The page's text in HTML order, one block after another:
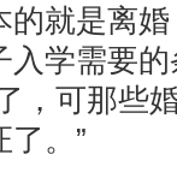
就是离
学需要
，可那些
。”